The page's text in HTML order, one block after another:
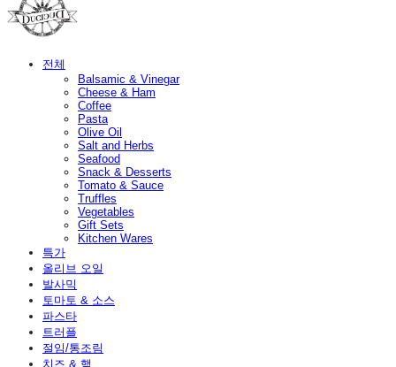
전체
Balsamic & Vinegar
Cheese & Ham
Coffee
Pasta
Olive Oil
Salt and Herbs
Seafood
Snack & Desserts
Tomato & Sauce
Truffles
Vegetables
Gift Sets
Kitchen Wares
특가
올리브 오일
발사믹
토마토 & 소스
파스타
트러플
절임/통조림
치즈 & 햄